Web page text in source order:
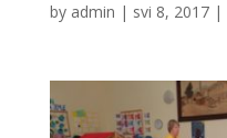
by admin | svi 8, 2017|